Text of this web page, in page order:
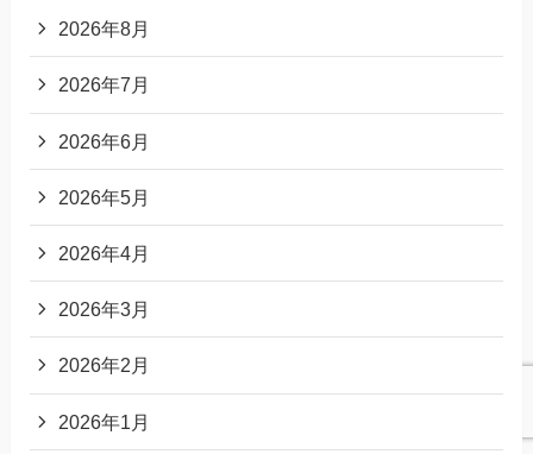
2026年8月
2026年7月
2026年6月
2026年5月
2026年4月
2026年3月
2026年2月
2026年1月